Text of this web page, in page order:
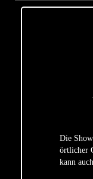
Die
örtlicher
kann